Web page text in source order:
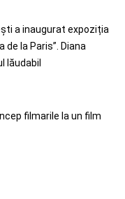
a inaugurat expoziția
de la Paris”. Diana
lăudabil
filmarile la un film